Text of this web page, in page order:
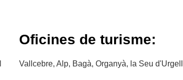
Oficines de turisme:
Vallcebre, Alp, Bagà, Organyà, la Seu